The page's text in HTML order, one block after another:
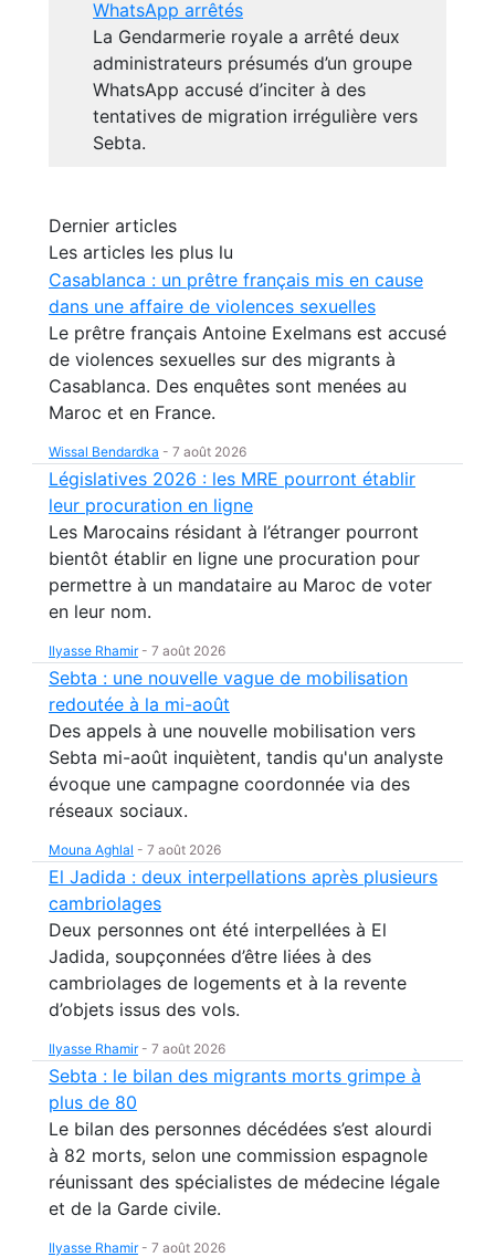
WhatsApp arrêtés
La Gendarmerie royale a arrêté deux
administrateurs présumés d’un groupe
WhatsApp accusé d’inciter à des
tentatives de migration irrégulière vers
Sebta.
Dernier articles
Les articles les plus lu
Casablanca : un prêtre français mis en cause
dans une affaire de violences sexuelles
Le prêtre français Antoine Exelmans est accusé
de violences sexuelles sur des migrants à
Casablanca. Des enquêtes sont menées au
Maroc et en France.
Wissal Bendardka - 7 août 2026
Législatives 2026 : les MRE pourront établir
leur procuration en ligne
Les Marocains résidant à l’étranger pourront
bientôt établir en ligne une procuration pour
permettre à un mandataire au Maroc de voter
en leur nom.
Ilyasse Rhamir- 7 août 2026
Sebta : une nouvelle vague de mobilisation
redoutée à la mi-août
Des appels à une nouvelle mobilisation vers
Sebta mi-août inquiètent, tandis qu'un analyste
évoque une campagne coordonnée via des
réseaux sociaux.
Mouna Aghlal - 7 août 2026
El Jadida : deux interpellations après plusieurs
cambriolages
Deux personnes ont été interpellées à El
Jadida, soupçonnées d’être liées à des
cambriolages de logements et à la revente
d’objets issus des vols.
Ilyasse Rhamir- 7 août 2026
Sebta : le bilan des migrants morts grimpe à
plus de 80
Le bilan des personnes décédées s’est alourdi
à 82 morts, selon une commission espagnole
réunissant des spécialistes de médecine légale
et de la Garde civile.
Ilyasse Rhamir- 7 août 2026